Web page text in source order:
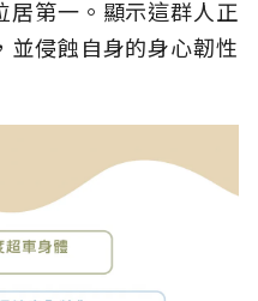
第一。顯示這群人正
侵蝕自身的身心韌性